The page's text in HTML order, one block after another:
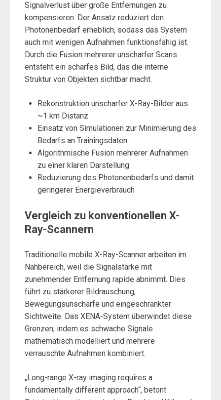
Signalverlust über große Entfernungen zu
kompensieren. Der Ansatz reduziert den
Photonenbedarf erheblich, sodass das System
auch mit wenigen Aufnahmen funktionsfähig ist.
Durch die Fusion mehrerer unscharfer Scans
entsteht ein scharfes Bild, das die interne
Struktur von Objekten sichtbar macht.
Rekonstruktion unscharfer X-Ray-Bilder aus
~1 km Distanz
Einsatz von Simulationen zur Minimierung des
Bedarfs an Trainingsdaten
Algorithmische Fusion mehrerer Aufnahmen
zu einer klaren Darstellung
Reduzierung des Photonenbedarfs und damit
geringerer Energieverbrauch
Vergleich zu konventionellen X-
Ray-Scannern
Traditionelle mobile X-Ray-Scanner arbeiten im
Nahbereich, weil die Signalstärke mit
zunehmender Entfernung rapide abnimmt. Dies
führt zu stärkerer Bildrauschung,
Bewegungsunschärfe und eingeschränkter
Sichtweite. Das XENA-System überwindet diese
Grenzen, indem es schwache Signale
mathematisch modelliert und mehrere
verrauschte Aufnahmen kombiniert.
„Long-range X-ray imaging requires a
fundamentally different approach“, betont